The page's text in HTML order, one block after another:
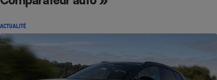
ACTUALITÉ